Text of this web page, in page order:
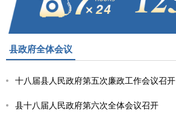
县政府全体会议
十八届县人民政府第五次廉政工作会议召开
县十八届人民政府第六次全体会议召开